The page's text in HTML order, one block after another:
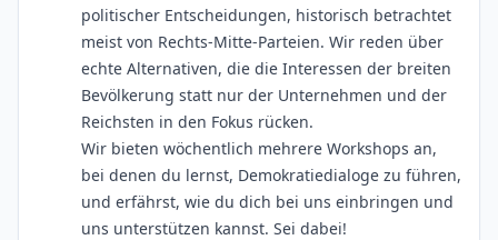
politischer Entscheidungen, historisch betrachtet
meist von Rechts-Mitte-Parteien. Wir reden über
echte Alternativen, die die Interessen der breiten
Bevölkerung statt nur der Unternehmen und der
Reichsten in den Fokus rücken.
Wir bieten wöchentlich mehrere Workshops an,
bei denen du lernst, Demokratiedialoge zu führen,
und erfährst, wie du dich bei uns einbringen und
uns unterstützen kannst. Sei dabei!